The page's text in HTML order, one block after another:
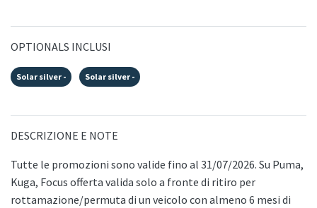
OPTIONALS INCLUSI
Solar silver - Solar silver -
DESCRIZIONE E NOTE
Tutte le promozioni sono valide fino al 31/07/2026. Su Puma,
Kuga, Focus offerta valida solo a fronte di ritiro per
rottamazione/permuta di un veicolo con almeno 6 mesi di